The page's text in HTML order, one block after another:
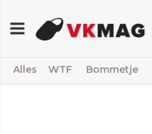
Alles WTF Bommetje